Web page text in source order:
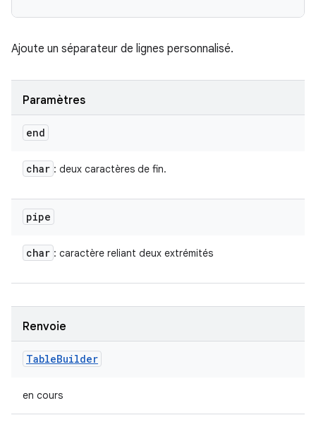
Ajoute un séparateur de lignes personnalisé.
Paramètres
end
char : deux caractères de fin.
pipe
char : caractère reliant deux extrémités
Renvoie
TableBuilder
en cours